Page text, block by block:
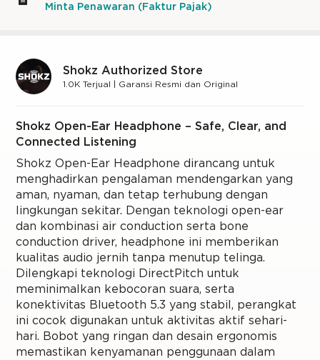
Minta Penawaran (Faktur Pajak)
Shokz Authorized Store
1.0K Terjual | Garansi Resmi dan Original
Shokz Open-Ear Headphone – Safe, Clear, and
Connected Listening
Shokz Open-Ear Headphone dirancang untuk
menghadirkan pengalaman mendengarkan yang
aman, nyaman, dan tetap terhubung dengan
lingkungan sekitar. Dengan teknologi open-ear
dan kombinasi air conduction serta bone
conduction driver, headphone ini memberikan
kualitas audio jernih tanpa menutup telinga.
Dilengkapi teknologi DirectPitch untuk
meminimalkan kebocoran suara, serta
konektivitas Bluetooth 5.3 yang stabil, perangkat
ini cocok digunakan untuk aktivitas aktif sehari-
hari. Bobot yang ringan dan desain ergonomis
memastikan kenyamanan penggunaan dalam